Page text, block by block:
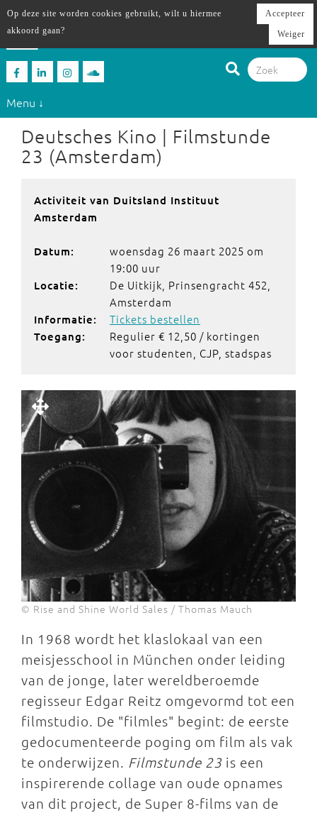
Menu ↓
Deutsches Kino | Filmstunde
23 (Amsterdam)
Activiteit van Duitsland Instituut
Amsterdam
Datum:
woensdag 26 maart 2025 om
19:00 uur
Locatie:
De Uitkijk, Prinsengracht 452,
Amsterdam
Informatie: Tickets bestellen
Toegang:
Regulier € 12,50 / kortingen
voor studenten, CJP, stadspas
© Rise and Shine World Sales / Thomas Mauch
In 1968 wordt het klaslokaal van een
meisjesschool in München onder leiding
van de jonge, later wereldberoemde
regisseur Edgar Reitz omgevormd tot een
filmstudio. De "filmles" begint: de eerste
gedocumenteerde poging om film als vak
te onderwijzen. Filmstunde 23 is een
inspirerende collage van oude opnames
van dit project, de Super 8-films van de
Op deze site worden cookies gebruikt, wilt u hiermee
akkoord gaan?
Accepteer
Weiger